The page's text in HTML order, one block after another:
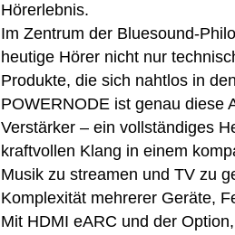
Hörerlebnis.
Im Zentrum der Bluesound-
heutige Hörer nicht nur
Produkte, die sich nahtlos in
POWERNODE ist genau diese
Verstärker – ein vollständiges
kraftvollen Klang in einem
Musik zu streamen und TV zu
Komplexität mehrerer Geräte,
Mit HDMI eARC und der